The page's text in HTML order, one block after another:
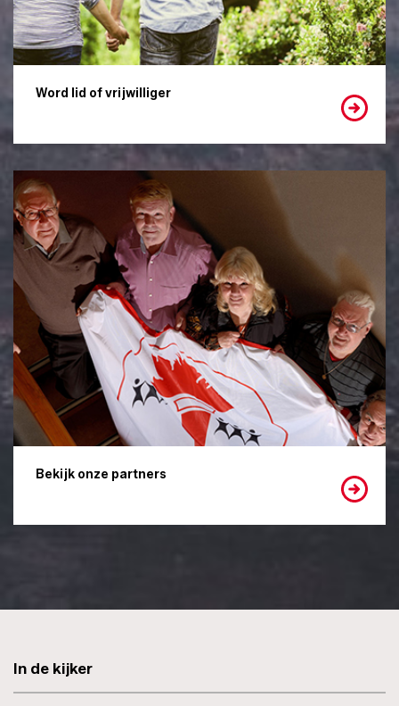
Word lid of vrijwilliger
Bekijk onze partners
In de kijker